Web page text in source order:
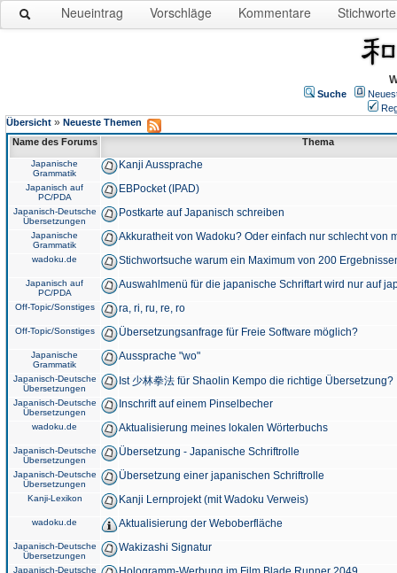
Neueintrag Vorschläge Kommentare Stichworte
Suche
Übersicht » Neueste Themen
Name des Forums
Thema
Japanische
Grammatik
Kanji Aussprache
Japanisch auf
PC/PDA
EBPocket (IPAD)
Japanisch-Deutsche
Übersetzungen
Postkarte auf Japanisch schreiben
Japanische
Grammatik
Akkuratheit von Wadoku? Oder einfach nur schlecht von
wadoku.de Stichwortsuche warum ein Maximum von 200
Japanisch auf
PC/PDA
Auswahlmenü für die japanische Schriftart wird nur auf
Off-Topic/Sonstiges ra, ri, ru, re, ro
Off-Topic/Sonstiges Übersetzungsanfrage für Freie Software möglich?
Japanische
Grammatik
Aussprache "wo"
Japanisch-Deutsche
Übersetzungen
Ist 少林拳法 für Shaolin Kempo die richtige Übersetzung?
Japanisch-Deutsche
Übersetzungen
Inschrift auf einem Pinselbecher
wadoku.de Aktualisierung meines lokalen Wörterbuchs
Japanisch-Deutsche
Übersetzungen
Übersetzung - Japanische Schriftrolle
Japanisch-Deutsche
Übersetzungen
Übersetzung einer japanischen Schriftrolle
Kanji-Lexikon Kanji Lernprojekt (mit Wadoku Verweis)
wadoku.de Aktualisierung der Weboberfläche
Japanisch-Deutsche
Übersetzungen
Wakizashi Signatur
Japanisch-Deutsche